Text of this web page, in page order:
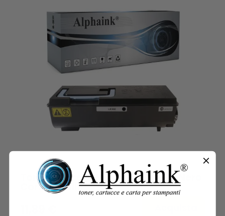
Toner Kyocera Mita TK-560-BK Nero
Compatibile